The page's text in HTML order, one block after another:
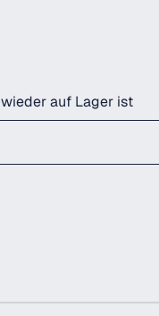
auf Lager ist